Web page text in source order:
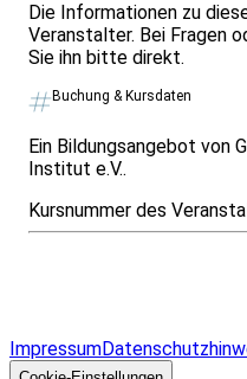
Die Informationen zu
Veranstalter. Bei Fragen
Sie ihn bitte direkt.
Buchung & Kursdaten
Ein Bildungsangebot von
Institut e.V..
Kursnummer des
Impressum